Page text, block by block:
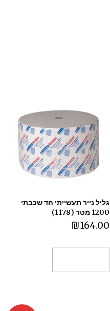
גליל נייר תעשייתי חד שכבתי
1200 מטר (1178)
₪164.00